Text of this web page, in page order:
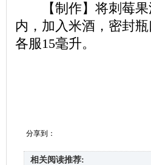
【制作】将刺莓果
内，加入米酒，密封
各服15毫升。
分享到：
相关阅读推荐: